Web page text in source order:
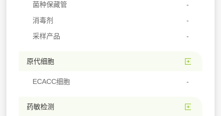
菌种保藏管
消毒剂
采样产品
原代细胞
ECACC细胞
药敏检测